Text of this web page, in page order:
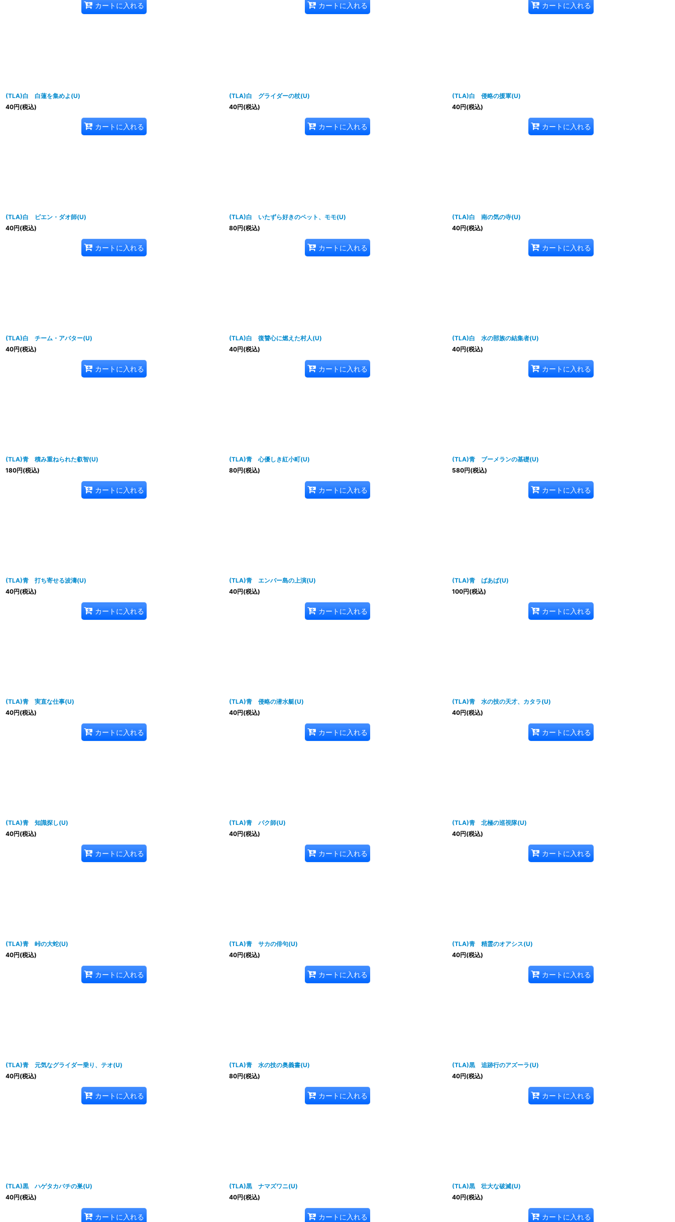
カートに入れる カートに入れる カートに入れる
(TLA)白 白蓮を集めよ(U)
40円(税込)
カートに入れる
(TLA)白 グライダーの杖(U)
40円(税込)
カートに入れる
(TLA)白 侵略の援軍(U)
40円(税込)
カートに入れる
(TLA)白 ピエン・ダオ師(U)
40円(税込)
カートに入れる
(TLA)白 いたずら好きのペット、モモ(U)
80円(税込)
カートに入れる
(TLA)白 南の気の寺(U)
40円(税込)
カートに入れる
(TLA)白 チーム・アバター(U)
40円(税込)
カートに入れる
(TLA)白 復讐心に燃えた村人(U)
40円(税込)
カートに入れる
(TLA)白 水の部族の結集者(U)
40円(税込)
カートに入れる
(TLA)青 積み重ねられた叡智(U)
180円(税込)
カートに入れる
(TLA)青 心優しき紅小町(U)
80円(税込)
カートに入れる
(TLA)青 ブーメランの基礎(U)
580円(税込)
カートに入れる
(TLA)青 打ち寄せる波濤(U)
40円(税込)
カートに入れる
(TLA)青 エンバー島の上演(U)
40円(税込)
カートに入れる
(TLA)青 ばあば(U)
100円(税込)
カートに入れる
(TLA)青 実直な仕事(U)
40円(税込)
カートに入れる
(TLA)青 侵略の潜水艇(U)
40円(税込)
カートに入れる
(TLA)青 水の技の天才、カタラ(U)
40円(税込)
カートに入れる
(TLA)青 知識探し(U)
40円(税込)
カートに入れる
(TLA)青 パク師(U)
40円(税込)
カートに入れる
(TLA)青 北極の巡視隊(U)
40円(税込)
カートに入れる
(TLA)青 峠の大蛇(U)
40円(税込)
カートに入れる
(TLA)青 サカの俳句(U)
40円(税込)
カートに入れる
(TLA)青 精霊のオアシス(U)
40円(税込)
カートに入れる
(TLA)青 元気なグライダー乗り、テオ(U)
40円(税込)
カートに入れる
(TLA)青 水の技の奥義書(U)
80円(税込)
カートに入れる
(TLA)黒 追跡行のアズーラ(U)
40円(税込)
カートに入れる
(TLA)黒 ハゲタカバチの巣(U)
40円(税込)
カートに入れる
(TLA)黒 ナマズワニ(U)
40円(税込)
カートに入れる
(TLA)黒 壮大な破滅(U)
40円(税込)
カートに入れる